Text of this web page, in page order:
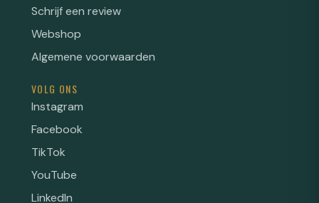
Schrijf een review
Webshop
Algemene voorwaarden
VOLG ONS
Instagram
Facebook
TikTok
YouTube
LinkedIn